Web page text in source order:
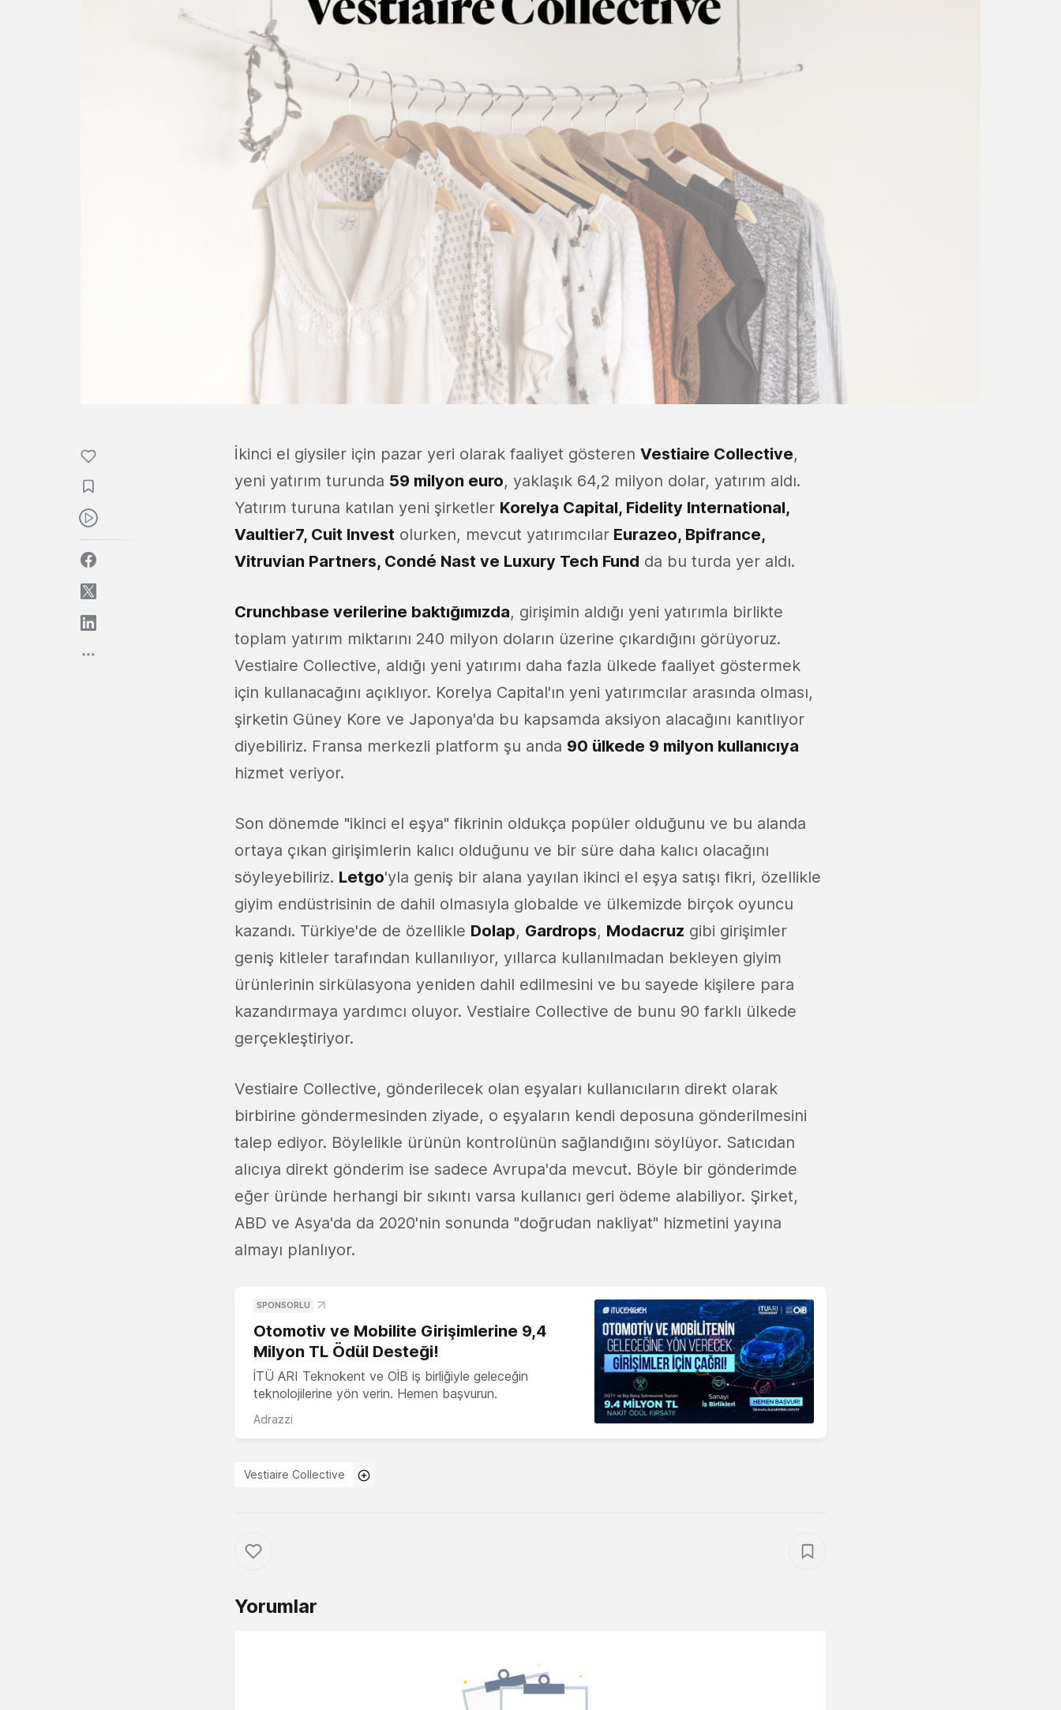
İkinci el giysiler için pazar yeri olarak faaliyet gösteren Vestiaire Collective,
yeni yatırım turunda 59 milyon euro, yaklaşık 64,2 milyon dolar, yatırım aldı.
Yatırım turuna katılan yeni şirketler Korelya Capital, Fidelity International,
Vaultier7, Cuit Invest olurken, mevcut yatırımcılar Eurazeo, Bpifrance,
Vitruvian Partners, Condé Nast ve Luxury Tech Fund da bu turda yer aldı.
Crunchbase verilerine baktığımızda, girişimin aldığı yeni yatırımla birlikte
toplam yatırım miktarını 240 milyon doların üzerine çıkardığını görüyoruz.
Vestiaire Collective, aldığı yeni yatırımı daha fazla ülkede faaliyet göstermek
için kullanacağını açıklıyor. Korelya Capital'ın yeni yatırımcılar arasında olması,
şirketin Güney Kore ve Japonya'da bu kapsamda aksiyon alacağını kanıtlıyor
diyebiliriz. Fransa merkezli platform şu anda 90 ülkede 9 milyon kullanıcıya
hizmet veriyor.
Son dönemde "ikinci el eşya" fikrinin oldukça popüler olduğunu ve bu alanda
ortaya çıkan girişimlerin kalıcı olduğunu ve bir süre daha kalıcı olacağını
söyleyebiliriz. Letgo'yla geniş bir alana yayılan ikinci el eşya satışı fikri, özellikle
giyim endüstrisinin de dahil olmasıyla globalde ve ülkemizde birçok oyuncu
kazandı. Türkiye'de de özellikle Dolap, Gardrops, Modacruz gibi girişimler
geniş kitleler tarafından kullanılıyor, yıllarca kullanılmadan bekleyen giyim
ürünlerinin sirkülasyona yeniden dahil edilmesini ve bu sayede kişilere para
kazandırmaya yardımcı oluyor. Vestiaire Collective de bunu 90 farklı ülkede
gerçekleştiriyor.
Vestiaire Collective, gönderilecek olan eşyaları kullanıcıların direkt olarak
birbirine göndermesinden ziyade, o eşyaların kendi deposuna gönderilmesini
talep ediyor. Böylelikle ürünün kontrolünün sağlandığını söylüyor. Satıcıdan
alıcıya direkt gönderim ise sadece Avrupa'da mevcut. Böyle bir gönderimde
eğer üründe herhangi bir sıkıntı varsa kullanıcı geri ödeme alabiliyor. Şirket,
ABD ve Asya'da da 2020'nin sonunda "doğrudan nakliyat" hizmetini yayına
almayı planlıyor.
SPONSORLU
Otomotiv ve Mobilite Girişimlerine 9,4
Milyon TL Ödül Desteği!
İTÜ ARI Teknokent ve OİB iş birliğiyle geleceğin
teknolojilerine yön verin. Hemen başvurun.
Adrazzi
Vestiaire Collective
Yorumlar